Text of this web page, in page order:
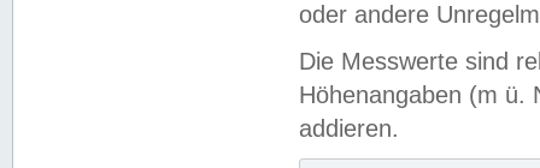
oder andere
Die Messwerte sind
Höhenangaben (m ü.
addieren.